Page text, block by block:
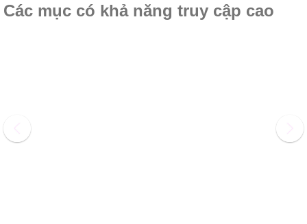
Các mục có khả năng truy cập cao